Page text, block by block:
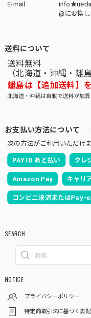
E-mail
@に変換
送料について
送料無料
（北海道・沖縄・離
離島は【追加送料】
北海道・沖縄は自動で送料が加
お支払い方法について
次の方法がご利用いただけま
PAY ID あと払い クレ
Amazon Pay キャリ
コンビニ決済またはPay-
SEARCH
NOTICE
プライバシーポリシー
特定商取引法に基づく表記